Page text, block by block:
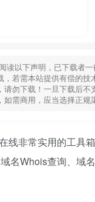
以下声明，已下载者
，若需本站提供有偿的
请勿下载！一旦下载后
如需商用，应当选择正
线非常实用的工
名Whois查询、域